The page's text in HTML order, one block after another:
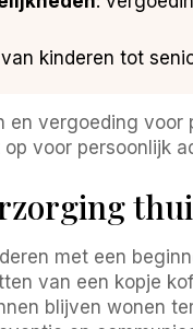
kinderen tot
en vergoeding
voor persoonlijk
met een
van een kopje
blijven wonen